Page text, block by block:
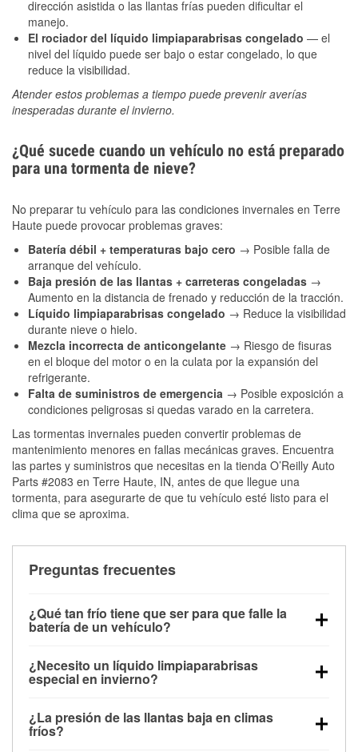
dirección asistida o las llantas frías pueden dificultar el
manejo.
El rociador del líquido limpiaparabrisas congelado — el
nivel del líquido puede ser bajo o estar congelado, lo que
reduce la visibilidad.
Atender estos problemas a tiempo puede prevenir averías
inesperadas durante el invierno.
¿Qué sucede cuando un vehículo no está preparado
para una tormenta de nieve?
No preparar tu vehículo para las condiciones invernales en Terre
Haute puede provocar problemas graves:
Batería débil + temperaturas bajo cero → Posible falla de
arranque del vehículo.
Baja presión de las llantas + carreteras congeladas →
Aumento en la distancia de frenado y reducción de la tracción.
Líquido limpiaparabrisas congelado → Reduce la visibilidad
durante nieve o hielo.
Mezcla incorrecta de anticongelante → Riesgo de fisuras
en el bloque del motor o en la culata por la expansión del
refrigerante.
Falta de suministros de emergencia → Posible exposición a
condiciones peligrosas si quedas varado en la carretera.
Las tormentas invernales pueden convertir problemas de
mantenimiento menores en fallas mecánicas graves. Encuentra
las partes y suministros que necesitas en la tienda O’Reilly Auto
Parts #2083 en Terre Haute, IN, antes de que llegue una
tormenta, para asegurarte de que tu vehículo esté listo para el
clima que se aproxima.
Preguntas frecuentes
¿Qué tan frío tiene que ser para que falle la
batería de un vehículo?
debajo de los 32 °F y puede perder hasta la mitad de
su potencia de arranque cerca de los 0 °F, lo que
arranque.
¿Necesito un líquido limpiaparabrisas
especial en invierno?
la congelación y ayuda a disolver la sal y la nieve
derretida en la carretera para mejorar la visibilidad.
¿La presión de las llantas baja en climas
fríos?